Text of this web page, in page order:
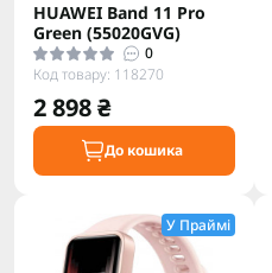
HUAWEI Band 11 Pro
Green (55020GVG)
0
Код товару: 118270
2 898 ₴
До кошика
У Праймі